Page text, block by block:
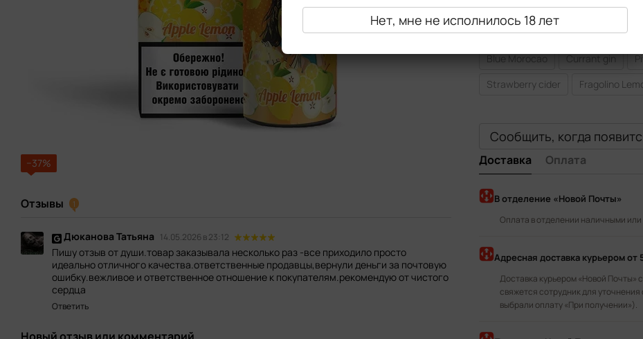
−37%
Отзывы 1
Дюканова Татьяна 14.05.2026 в 23:12
Пишу отзыв от души.товар заказывала несколько раз -все приходило просто
идеально отличного качества.ответственные продавцы,вернули деньги за почтовую
ошибку.вежливое и ответственное отношение к покупателям.рекомендую от чистого
сердца
Ответить
Mango grapes Raspberry grapes
Green tea peach
Cranberry apple
Blue Morocao
Currant gin
Strawberry cider
Fragolino
Сообщить, когда
Доставка Оплата
В отделение «Новой Почты»
Оплата в отделении наличными
Адресная доставка курьеромот
Доставка курьером «Новой Почты»
свяжется сотрудник для
выбрали оплату «При получении»).
Нет, мне не исполнилось 18 лет